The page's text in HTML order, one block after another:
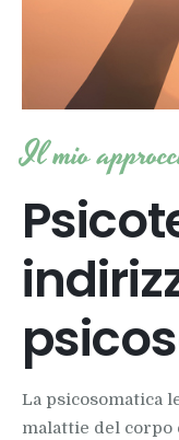
Il mio
La psicosomatica
malattie del corpo